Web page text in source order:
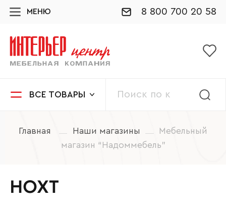
МЕНЮ 8 800 700 20 58
ВСЕ ТОВАРЫ
Главная Наши магазины
Мебельный
магазин “Надоммебель”
НОХТ